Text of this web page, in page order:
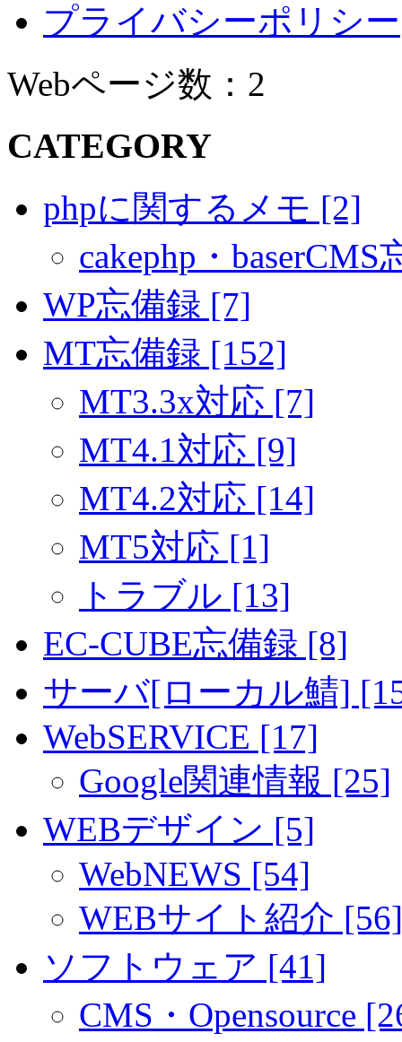
プライバシーポリシー
Webページ数：2
CATEGORY
phpに関するメモ [2]
cakephp・baserCMS
WP忘備録 [7]
MT忘備録 [152]
MT3.3x対応 [7]
MT4.1対応 [9]
MT4.2対応 [14]
MT5対応 [1]
トラブル [13]
EC-CUBE忘備録 [8]
サーバ[ローカル鯖]
WebSERVICE [17]
Google関連情報 [25]
WEBデザイン [5]
WebNEWS [54]
WEBサイト紹介 [56]
ソフトウェア [41]
CMS・Opensource